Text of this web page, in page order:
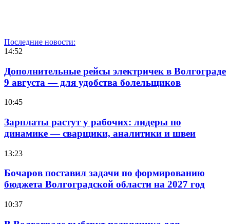
Последние новости:
14:52
Дополнительные рейсы электричек в Волгограде
9 августа — для удобства болельщиков
10:45
Зарплаты растут у рабочих: лидеры по
динамике — сварщики, аналитики и швеи
13:23
Бочаров поставил задачи по формированию
бюджета Волгоградской области на 2027 год
10:37